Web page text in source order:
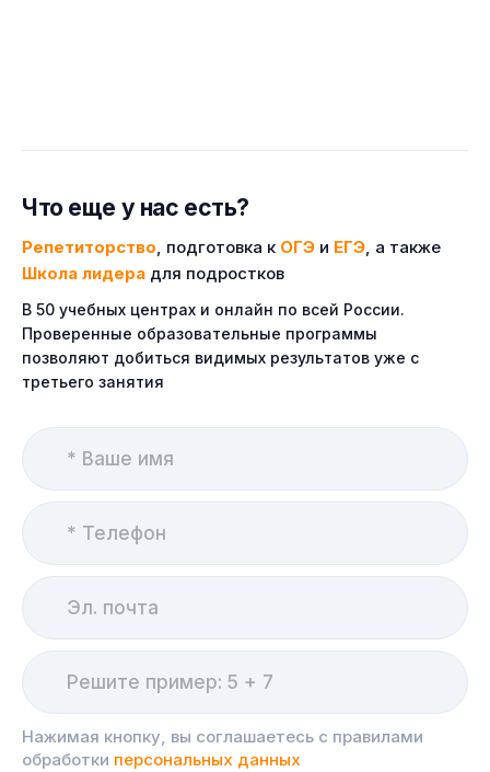
Что еще у нас есть?
Репетиторство, подготовка к ОГЭ и ЕГЭ, а также
Школа лидера для подростков
В 50 учебных центрах и онлайн по всей России.
Проверенные образовательные программы
позволяют добиться видимых результатов уже с
третьего занятия
Нажимая кнопку, вы соглашаетесь с правилами
обработки персональных данных